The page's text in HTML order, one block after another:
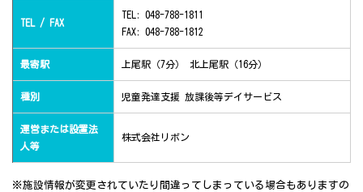
TEL / FAX
TEL: 048-788-1811
FAX: 048-788-1812
最寄駅 上尾駅（7分） 北上尾駅（16分）
種別 児童発達支援 放課後等デイサービス
運営または設置法
人等
株式会社リボン
※施設情報が変更されていたり間違ってしまっている場合もありますの